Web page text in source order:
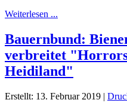
Weiterlesen ...
Bauernbund:
verbreitet
Heidiland"
Erstellt: 13. Februar 2019 |